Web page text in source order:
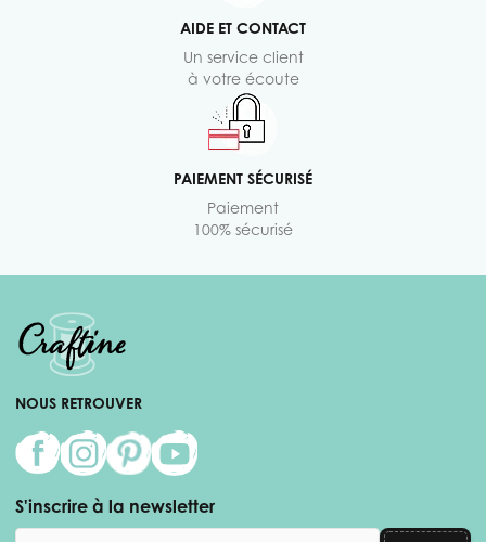
AIDE ET CONTACT
Un service client
à votre écoute
PAIEMENT SÉCURISÉ
Paiement
100% sécurisé
NOUS RETROUVER
S'inscrire à la newsletter